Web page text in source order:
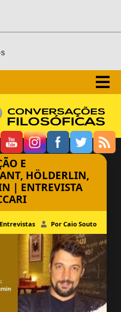
E
HÖLDERLIN,
| ENTREVISTA
Entrevistas Por Caio Souto